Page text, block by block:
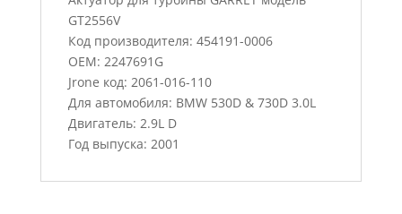
GT2556V
Код производителя: 454191-0006
OEM: 2247691G
Jrone код: 2061-016-110
Для автомобиля: BMW 530D & 730D 3.0L
Двигатель: 2.9L D
Год выпуска: 2001